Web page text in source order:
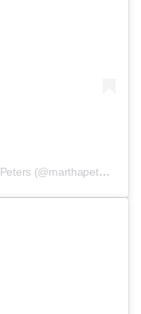
Una publicación compartida de Martha Peters (@marthapeters_atelier)